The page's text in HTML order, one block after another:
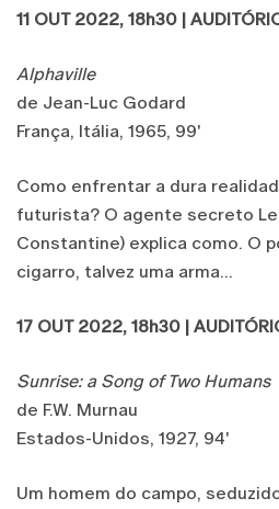
11 OUT 2022, 18h30 |
Alphaville
de Jean-Luc Godard
França, Itália, 1965, 99'
Como enfrentar a dura
futurista? O agente secreto
Constantine) explica como. O
cigarro, talvez uma arma...
17 OUT 2022, 18h30 |
Sunrise: a Song of Two Humans
de F.W. Murnau
Estados-Unidos, 1927, 94'
Um homem do campo,